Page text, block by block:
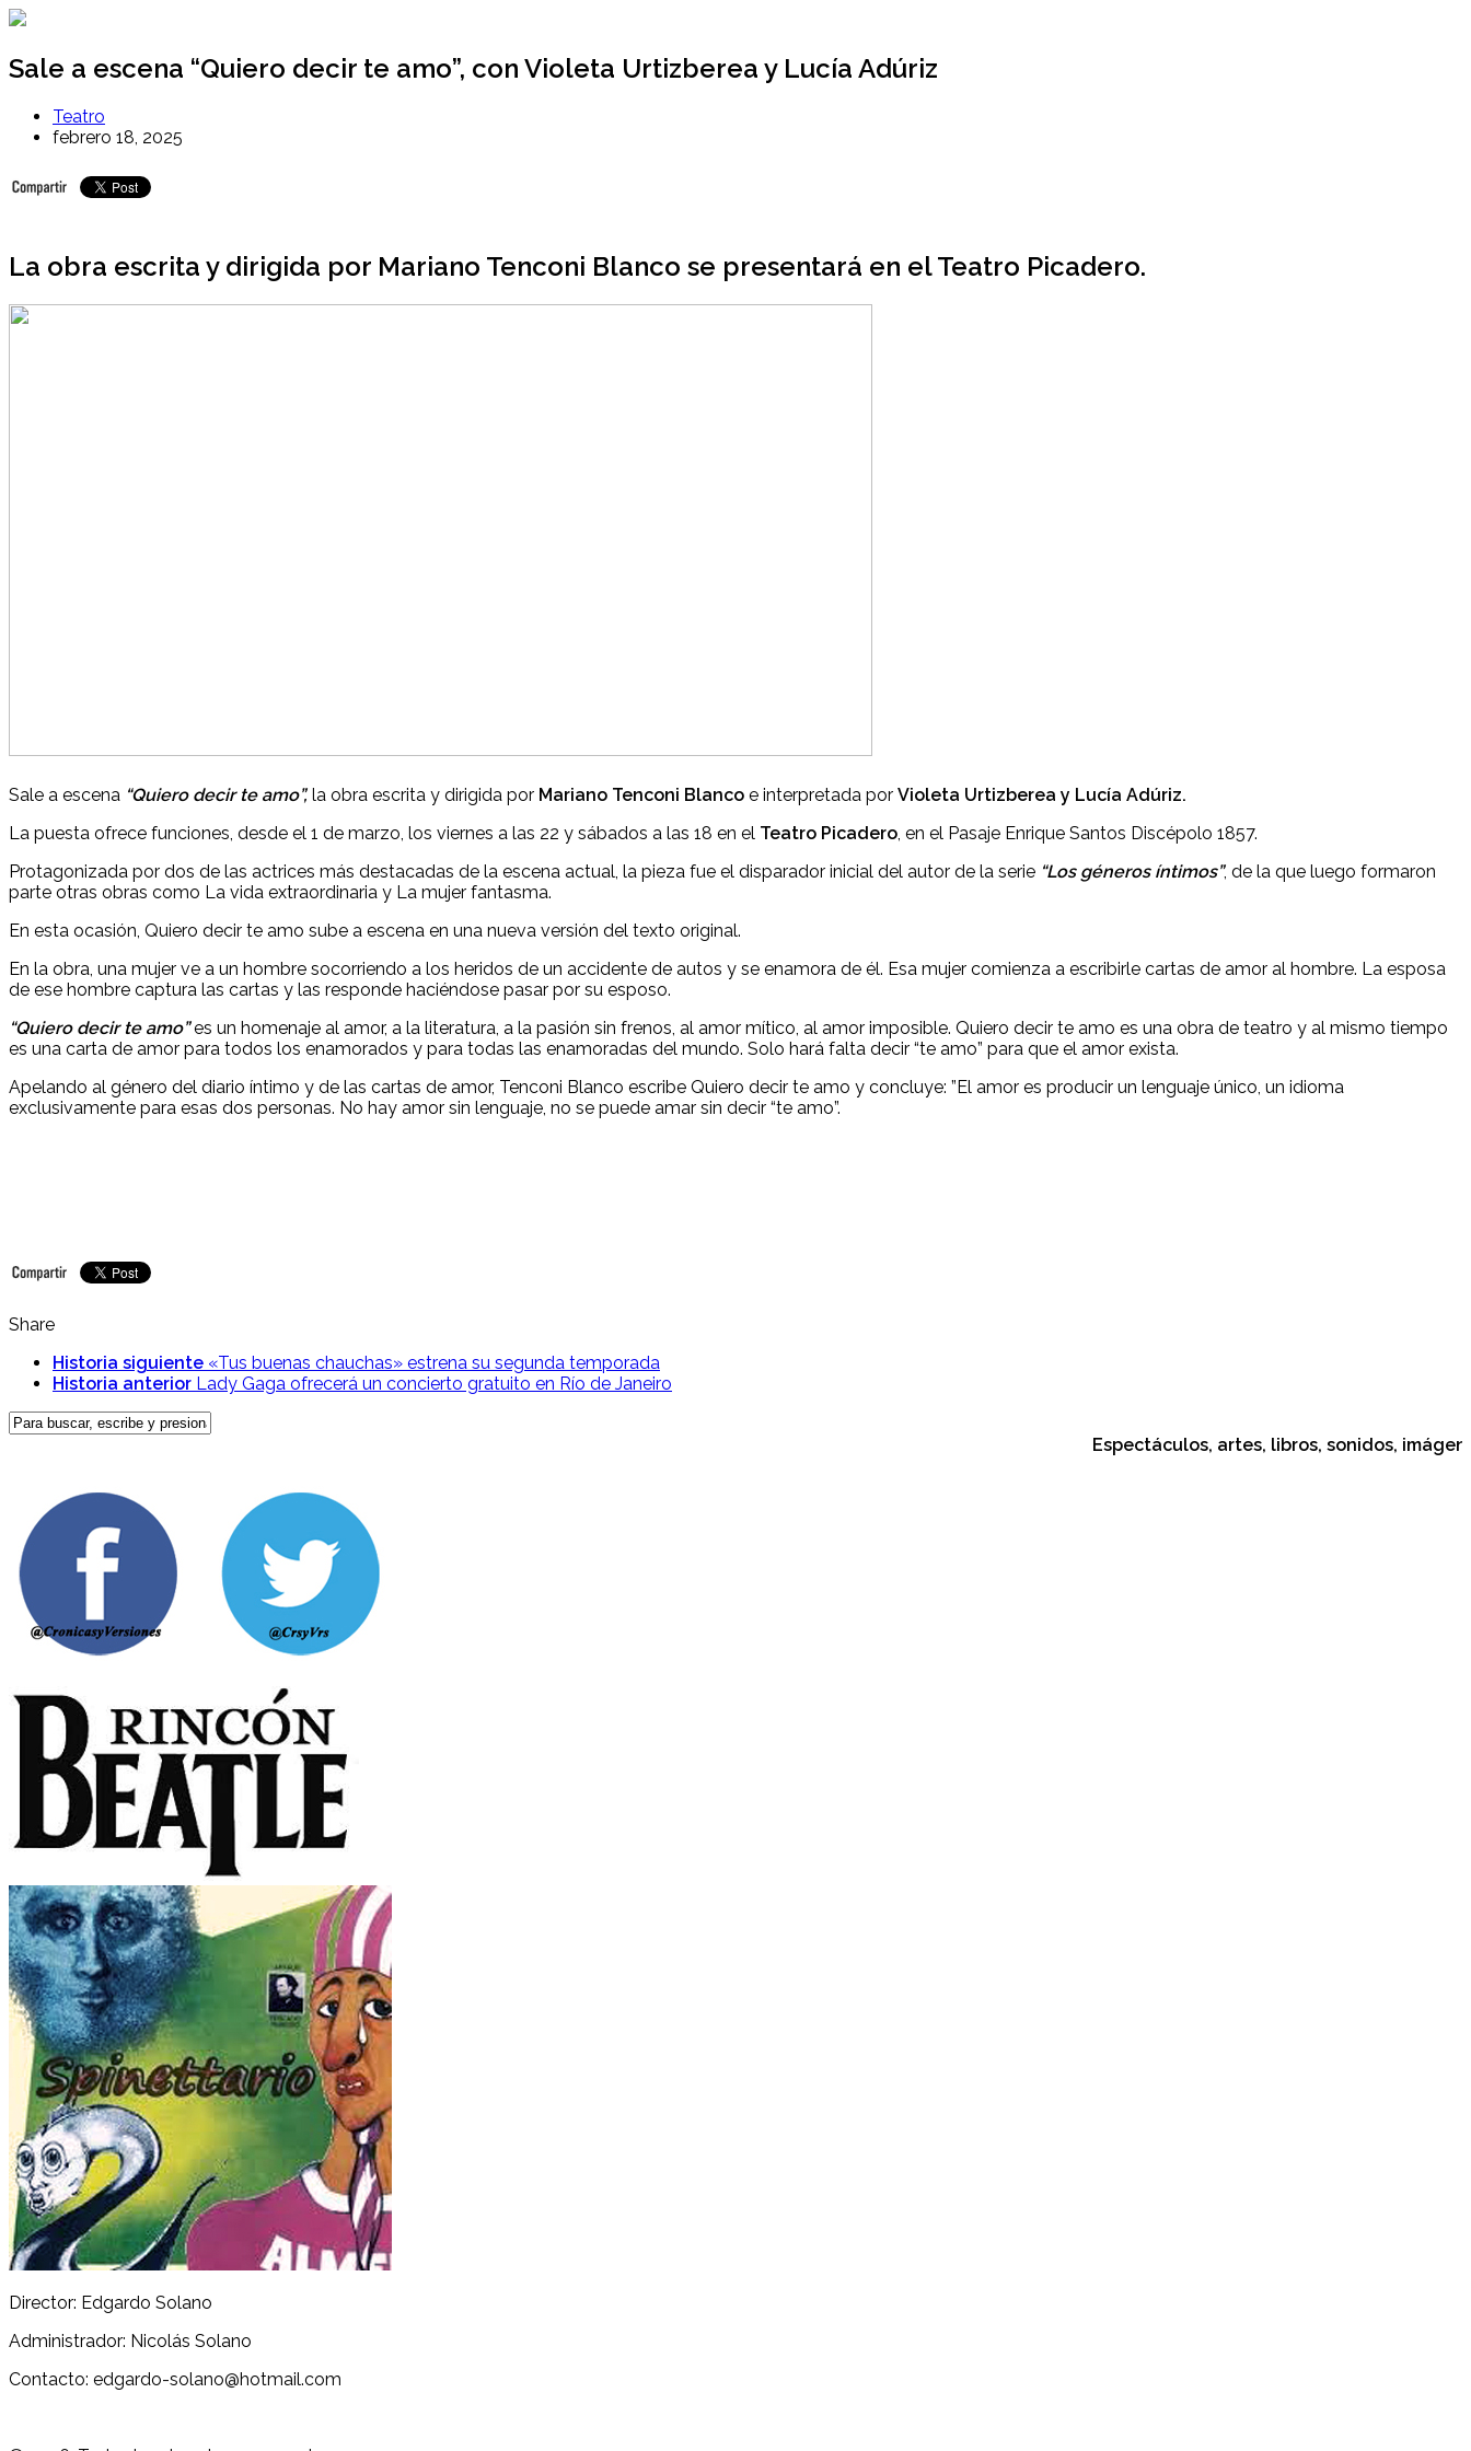
Ir
contenido
Sale a escena “Quiero decir te amo”, con Violeta Urtizberea y Lucía Adúriz
Teatro
febrero 18, 2025
La obra escrita y dirigida por Mariano Tenconi Blanco se presentará en el Teatro Picadero.
Sale a escena “Quiero decir te amo”, la obra escrita y dirigida por Mariano Tenconi Blanco e interpretada por Violeta Urtizberea y Lucía Adúriz.
La puesta ofrece funciones, desde el 1 de marzo, los viernes a las 22 y sábados a las 18 en el Teatro Picadero , en el Pasaje Enrique Santos Discépolo 1857.
Protagonizada por dos de las actrices más destacadas de la escena actual, la pieza fue el disparador inicial del autor de la serie “Los géneros íntimos”, de la que luego formaron
parte otras obras como La vida extraordinaria y La mujer fantasma.
En esta ocasión, Quiero decir te amo sube a escena en una nueva versión del texto original.
En la obra, una mujer ve a un hombre socorriendo a los heridos de un accidente de autos y se enamora de él. Esa mujer comienza a escribirle cartas de amor al hombre. La esposa
de ese hombre captura las cartas y las responde haciéndose pasar por su esposo.
“Quiero decir te amo”es un homenaje al amor, a la literatura, a la pasión sin frenos, al amor mítico, al amor imposible. Quiero decir te amo es una obra de teatro y al mismo tiempo
es una carta de amor para todos los enamorados y para todas las enamoradas del mundo. Solo hará falta decir “te amo” para que el amor exista.
Apelando al género del diario íntimo y de las cartas de amor, Tenconi Blanco escribe Quiero decir te amo y concluye: ”El amor es producir un lenguaje único, un idioma
exclusivamente para esas dos personas. No hay amor sin lenguaje, no se puede amar sin decir “te amo”.
Share
Historia siguiente «Tus buenas chauchas» estrena su segunda temporada
Historia anterior Lady Gaga ofrecerá un concierto gratuito en Río de Janeiro
Espectáculos, artes, libros, sonidos,
Director: Edgardo Solano
Administrador: Nicolás Solano
Contacto: edgardo-solano@hotmail.com